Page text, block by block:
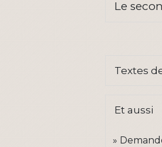
Le
Textes
Et aussi